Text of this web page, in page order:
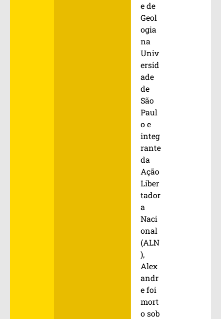
e de
Geol
ogia
na
Univ
ersid
ade
de
São
Paul
o e
integ
rante
da
Ação
Liber
tador
a
Naci
onal
(ALN
),
Alex
andr
e foi
mort
o sob